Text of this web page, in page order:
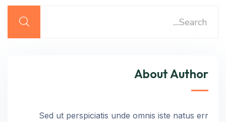
About Author
Sed ut perspiciatis unde omnis iste natus err